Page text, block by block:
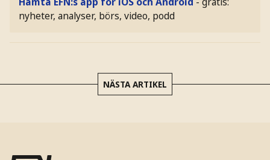
nyheter, analyser, börs, video, podd
NÄSTA ARTIKEL